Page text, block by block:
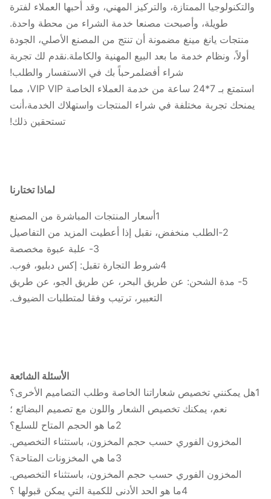
والتكنولوجيا الممتازة، والتركيز المهني، وقد أحبها العملاء لفترة
طويلة، وأصبحت مصنعا خدمة الشراء من محطة واحدة.
منتجات يانغ مينغ مضمونة أن تنتج من المصنع الأصلي، الجودة
أولاً، ونظام خدمة ما بعد البيع المهنية والكاملة.نقدم لك تجربة
شراء أفضلمرحباً بك في الاستفسار والطلب!
استمتع بـ 7*24 ساعة من خدمة العملاء الخاصة VIP VIP، مما
يمنحك تجربة مختلفة في شراء المنتجات واستهلاك الخدمة،أنت
تستحقين ذلك!
لماذا تختارنا
1أسعار المنتجات المباشرة من المصنع
2-الطلب منخفض، نقبل إذا أعطيت المزيد من التفاصيل
3- علبة عبوة مخصصة
4شروط التجارة تقبل: إكس دبليو، فوب.
5- مدة الشحن: عن طريق البحر، عن طريق الجو، عن طريق
التعبير، ترتيب وفقا لمتطلبات الضيوف.
الأسئلة الشائعة
1هل يمكنني تخصيص شعاراتنا الخاصة وطلب التصاميم الأخرى؟
نعم، يمكنك تخصيص الشعار واللون مع تصميم البضائع ؛
2ما هو الحجم المتاح للسلع؟
المخزون الفوري حسب حجم المخزون، باستثناء التخصيص.
3ما هي المخزونات المتاحة؟
المخزون الفوري حسب حجم المخزون، باستثناء التخصيص.
4ما هو الحد الأدنى للكمية التي يمكن قبولها ؟